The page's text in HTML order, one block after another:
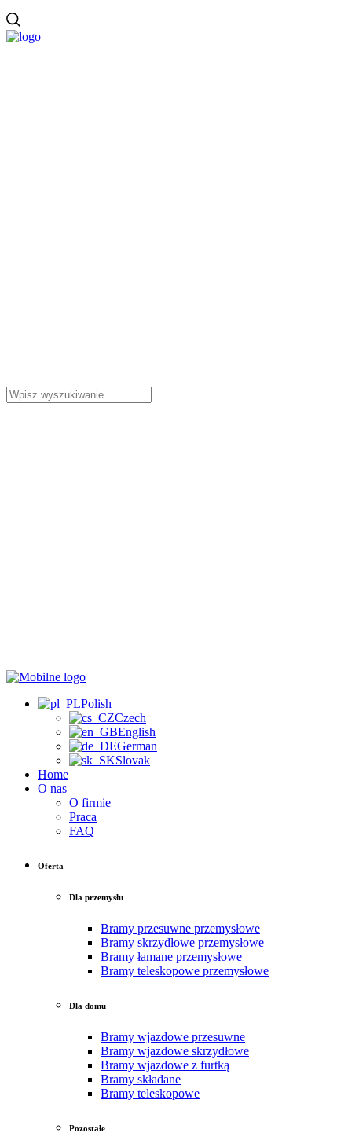
Polish
Czech
English
German
Slovak
Home
O nas
O firmie
Praca
FAQ
Oferta
Dla przemysłu
Bramy przesuwne przemysłowe
Bramy skrzydłowe przemysłowe
Bramy łamane przemysłowe
Bramy teleskopowe przemysłowe
Dla domu
Bramy wjazdowe przesuwne
Bramy wjazdowe skrzydłowe
Bramy wjazdowe z furtką
Bramy składane
Bramy teleskopowe
Pozostałe